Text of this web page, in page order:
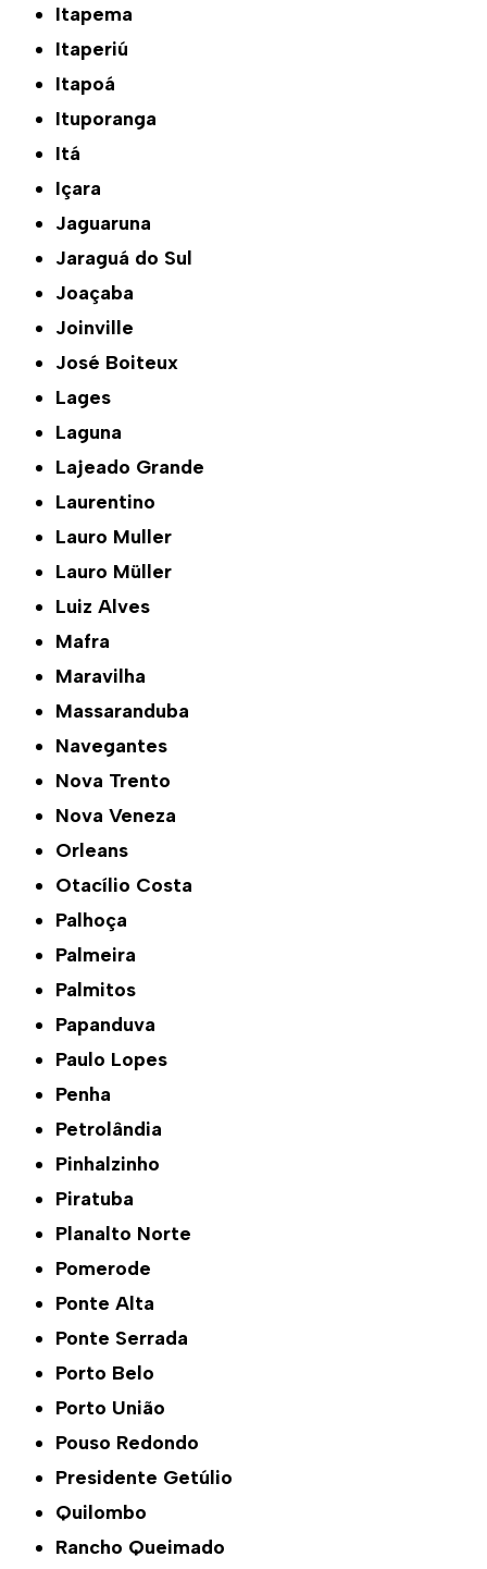
Itapema
Itaperiú
Itapoá
Ituporanga
Itá
Içara
Jaguaruna
Jaraguá do Sul
Joaçaba
Joinville
José Boiteux
Lages
Laguna
Lajeado Grande
Laurentino
Lauro Muller
Lauro Müller
Luiz Alves
Mafra
Maravilha
Massaranduba
Navegantes
Nova Trento
Nova Veneza
Orleans
Otacílio Costa
Palhoça
Palmeira
Palmitos
Papanduva
Paulo Lopes
Penha
Petrolândia
Pinhalzinho
Piratuba
Planalto Norte
Pomerode
Ponte Alta
Ponte Serrada
Porto Belo
Porto União
Pouso Redondo
Presidente Getúlio
Quilombo
Rancho Queimado